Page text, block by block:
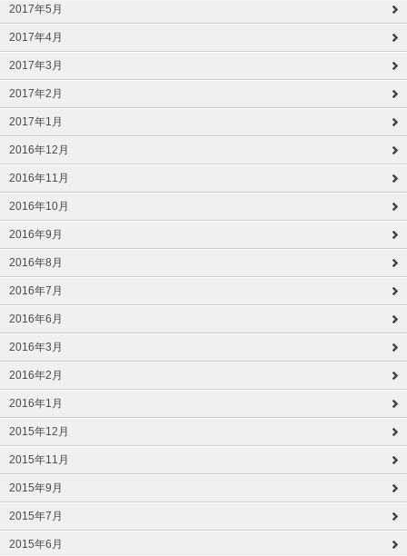
2017年5月
2017年4月
2017年3月
2017年2月
2017年1月
2016年12月
2016年11月
2016年10月
2016年9月
2016年8月
2016年7月
2016年6月
2016年3月
2016年2月
2016年1月
2015年12月
2015年11月
2015年9月
2015年7月
2015年6月